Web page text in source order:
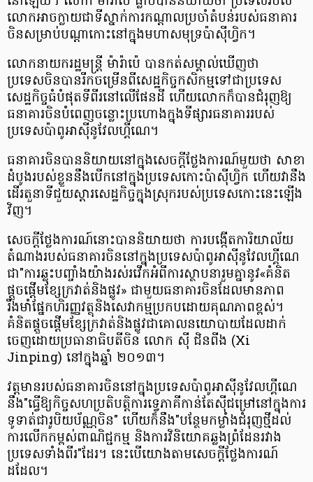
លោកអាចក្លាយជាទីស្នាក់ការកណ្តាលប្រចាំតំបន់របស់ធនាគារ
ចិនសម្រាប់បណ្ដាកោះនៅក្នុងមហាសមុទ្រប៉ាស៊ីហ្វិក។
លោកនាយករដ្ឋមន្ត្រី ម៉ារ៉ាប៉េ បានកត់សម្គាល់ឃើញថា
ប្រទេសចិនបានរីកចម្រើនពីសេដ្ឋកិច្ចកសិកម្មទៅជាប្រទេស
សេដ្ឋកិច្ចធំបំផុតទីពីរនៅលើផែនដី ហើយលោកក៏បានជំរុញឱ្យ
ធនាគារចិនបំពេញចន្លោះប្រហោងក្នុងទីផ្សារធនាគាររបស់
ប្រទេសប៉ាពូអាស៊ីនូវែលហ្គីណេ។
ធនាគារចិនបាននិយាយនៅក្នុងសេចក្តីថ្លែងការណ៍មួយថា សាខា
ដំបូងរបស់ខ្លួននឹងបើកនៅក្នុងប្រទេសកោះប៉ាស៊ីហ្វិក ហើយវានឹង
ដើរតួនាទីជួយស្តារសេដ្ឋកិច្ចក្នុងស្រុករបស់ប្រទេសកោះនេះឡើង
វិញ។
សេចក្ដីថ្លែងការណ៍នោះបាននិយាយថា ការបង្កើតការិយាល័យ
តំណាងរបស់ធនាគារចិននៅក្នុងប្រទេសប៉ាពូអាស៊ីនូវែលហ្គីណេ
ជា"ការឆ្លុះបញ្ចាំងយ៉ាងរស់រវើកអំពីការស្ថាបនារួមគ្នានូវ«គំនិត
ផ្តួចផ្តើមខ្សែក្រវាត់និងផ្លូវ» ជាមួយធនាគារចិនដែលមានភាព
រឹងមាំផ្នែកហិរញ្ញវត្ថុនិងសេវាកម្មប្រកបដោយគុណភាពខ្ពស់។
គំនិតផ្ដួចផ្ដើមខ្សែក្រវាត់និងផ្លូវជាគោលនយោបាយដែលដាក់
ចេញដោយប្រធានាធិបតីចិន លោក ស៊ី ជិនពីង (Xi
Jinping) នៅក្នុងឆ្នាំ ២០១៣។
វត្តមានរបស់ធនាគារចិននៅក្នុងប្រទេសប៉ាពូអាស៊ីនូវែលហ្គីណេ
នឹង"ធ្វើឱ្យកិច្ចសហប្រតិបត្តិការទ្វេភាគីកាន់តែស៊ីជម្រៅនៅក្នុងការ
ទូទាត់ជារូបិយប័ណ្ណចិន" ហើយក៏នឹង"បន្ថែមកម្លាំងជំរុញថ្មីដល់
ការលើកកម្ពស់ពាណិជ្ជកម្ម និងការវិនិយោគឆ្លងព្រំដែនរវាង
ប្រទេសទាំងពីរ"ដែរ។ នេះបើយោងតាមសេចក្ដីថ្លែងការណ៍
ដដែល។